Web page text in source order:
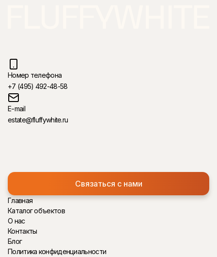
Номер телефона
+7 (495) 492-48-58
E-mail
estate@fluffywhite.ru
Связаться с нами
Главная
Каталог объектов
О нас
Контакты
Блог
Политика конфиденциальности